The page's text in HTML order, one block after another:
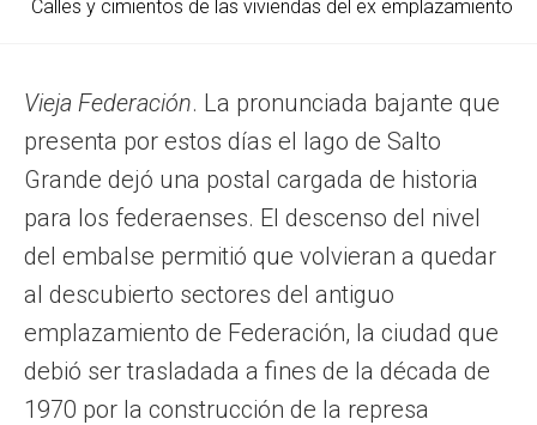
Calles y cimientos de las viviendas del ex emplazamiento
Vieja Federación. La pronunciada bajante que
presenta por estos días el lago de Salto
Grande dejó una postal cargada de historia
para los federaenses. El descenso del nivel
del embalse permitió que volvieran a quedar
al descubierto sectores del antiguo
emplazamiento de Federación, la ciudad que
debió ser trasladada a fines de la década de
1970 por la construcción de la represa